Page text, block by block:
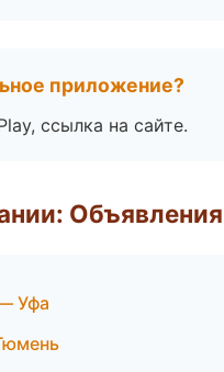
приложение?
ссылка на сайте.
Уфа